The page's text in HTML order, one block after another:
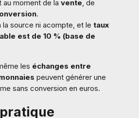
au moment de la vente, de
.
la source ni acompte, et le taux
est de 10 % (base de
les échanges entre
peuvent générer une
sans conversion en euros.